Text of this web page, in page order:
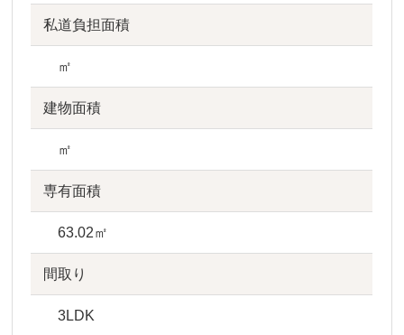
私道負担面積
㎡
建物面積
㎡
専有面積
63.02㎡
間取り
3LDK